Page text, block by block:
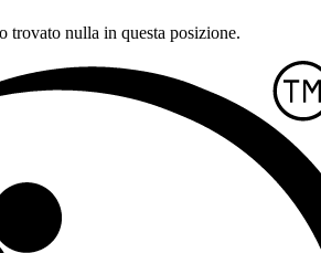
trovato nulla in questa posizione.